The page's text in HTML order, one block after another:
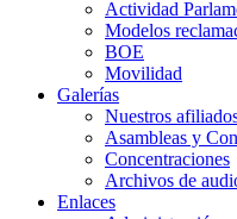
Actividad
Modelos
BOE
Movilidad
Galerías
Nuestros
Asambleas y
Concentraciones
Archivos de
Enlaces